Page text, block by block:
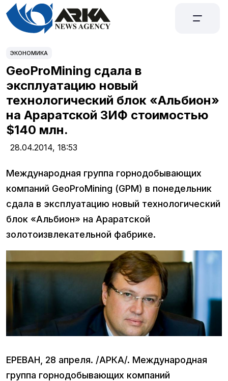
ЭКОНОМИКА
GeoProMining сдала в
эксплуатацию новый
технологический блок «Альбион»
на Араратской ЗИФ стоимостью
$140 млн.
28.04.2014, 18:53
Международная группа горнодобывающих
компаний GeoProMining (GPM) в понедельник
сдала в эксплуатацию новый технологический
блок «Альбион» на Араратской
золотоизвлекательной фабрике.
ЕРЕВАН, 28 апреля. /АРКА/. Международная
группа горнодобывающих компаний